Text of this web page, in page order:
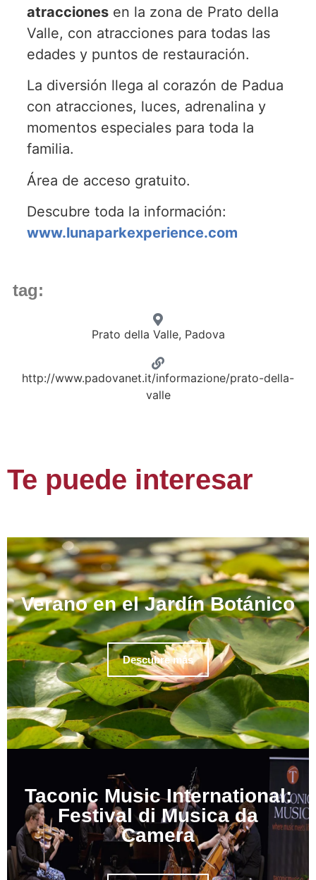
atracciones en la zona de Prato della
Valle, con atracciones para todas las
edades y puntos de restauración.
La diversión llega al corazón de Padua
con atracciones, luces, adrenalina y
momentos especiales para toda la
familia.
Área de acceso gratuito.
Descubre toda la información:
www.lunaparkexperience.com
tag:
Prato della Valle, Padova
http://www.padovanet.it/informazione/prato-della-
valle
Te puede interesar
Verano en el Jardín Botánico
Descubre más
Taconic Music International:
Festival di Musica da
Camera